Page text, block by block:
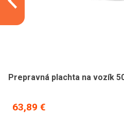
Prepravná plachta na vozík
63,89 €